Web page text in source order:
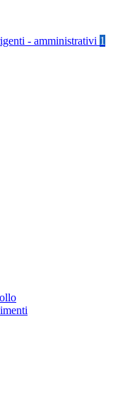
- amministrativi 1